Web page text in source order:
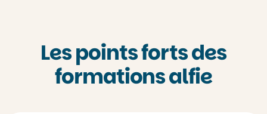
Les points forts des
formations alfie